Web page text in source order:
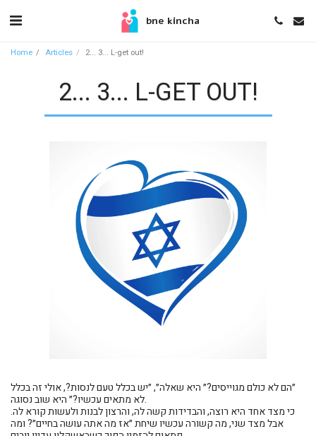
bne kincha
Home Articles 2... 3... L-get out!
2... 3... L-GET OUT!
״הם לא כולם מגוייסים?״ היא שאלה״, ״יש בכלל טעם לנסות?, אולי זה בכלל
לא מתאים עכשיו?״ היא שוב נסוגה.
כי מצד אחד היא רוצה, והבדידות קשה לה, והרצון לבנות ולעשות קורא לה.
אבל מצד שני, מה קשורה עכשיו שיחת ״אז מה אתה עושה בחיים״? ומה